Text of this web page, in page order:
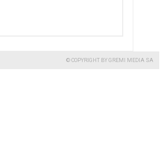
© COPYRIGHT BY GREMI MEDIA SA